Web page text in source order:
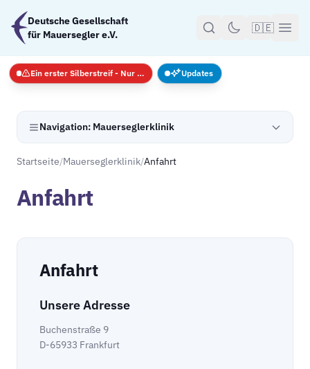
Zum Hauptinhalt springen
Deutsche Gesellschaft
für Mauersegler e.V.
🇩🇪
Navigation: Mauerseglerklinik
Startseite/Mauerseglerklinik/Anfahrt
Anfahrt
Anfahrt
Unsere Adresse
Buchenstraße 9
D-65933 Frankfurt
Ein erster Silberstreif - Nur Notfälle Updates